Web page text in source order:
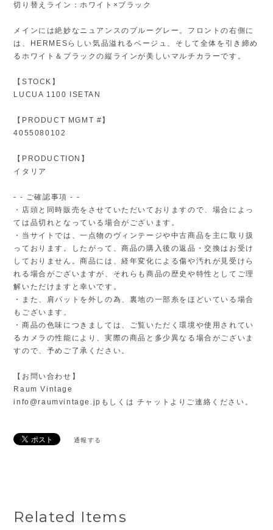
切り替えライン：ホワイト×ブラック
メインには絶妙なニュアンスのブルーグレー。フロントの右側に
は、HERMESらしい気品溢れるベージュ、そして全体を引き締め
るホワイト＆ブラックの縦ラインが美しいマルチカラーです。
【STOCK】
LUCUA 1100 ISETAN
【PRODUCT MGMT #】
4055080102
【PRODUCTION】
イタリア
- - ご確認事項 - -
・店頭と同時販売をさせていただいておりますので、場合によっ
ては品切れとなっている場合がございます。
・当サイトでは、一点物のヴィンテージや中古商品を主に取り扱
っております。したがって、商品の購入後の返品・交換はお受け
しておりません。商品には、経年変化による傷や汚れが見受けら
れる場合がございますが、それらも商品の歴史や特性としてご理
解いただけますと幸いです。
・また、肩パットを外しの為、裏地の一部糸をほどいている場合
もございます。
・商品の色味につきましては、ご覧いただく環境や使用されてい
るカメラの性能により、実際の商品と多少異なる場合がございま
すので、予めご了承ください。
【お問い合わせ】
Raum Vintage
info@raumvintage.jp もしくは チャットよりご連絡ください。
通報する
Related Items